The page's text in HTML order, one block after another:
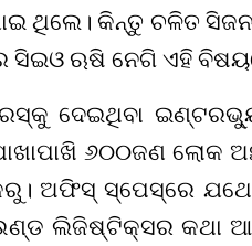
ଥିଲେ। କିନ୍ତୁ ଚଳିତ
ସିଇଓ ଋଷି ନେଗି ଏହି
ଦେଇଥିବା
୬୦୦ଜଣ ଲୋକ
ଅଫିସ୍‌ ସ୍ପେସ୍‌ରେ
ଲିଜିଷ୍ଟିକ୍ସର କଥା